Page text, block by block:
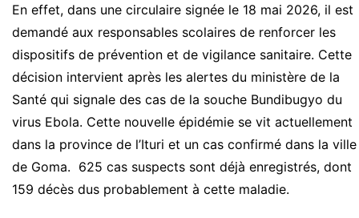
En effet, dans une circulaire signée le 18 mai 2026, il est
demandé aux responsables scolaires de renforcer les
dispositifs de prévention et de vigilance sanitaire. Cette
décision intervient après les alertes du ministère de la
Santé qui signale des cas de la souche Bundibugyo du
virus Ebola. Cette nouvelle épidémie se vit actuellement
dans la province de l’Ituri et un cas confirmé dans la ville
de Goma. 625 cas suspects sont déjà enregistrés, dont
159 décès dus probablement à cette maladie.